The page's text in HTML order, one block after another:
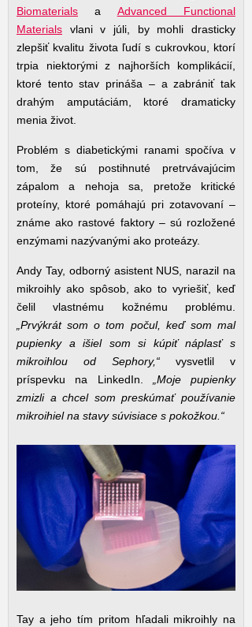
Biomaterials a Advanced Functional
Materials vlani v júli, by mohli drasticky
zlepšiť kvalitu života ľudí s cukrovkou, ktorí
trpia niektorými z najhorších komplikácií,
ktoré tento stav prináša – a zabrániť tak
drahým amputáciám, ktoré dramaticky
menia život.
Problém s diabetickými ranami spočíva v
tom, že sú postihnuté pretrvávajúcim
zápalom a nehoja sa, pretože kritické
proteíny, ktoré pomáhajú pri zotavovaní –
známe ako rastové faktory – sú rozložené
enzýmami nazývanými ako proteázy.
Andy Tay, odborný asistent NUS, narazil na
mikroihly ako spôsob, ako to vyriešiť, keď
čelil vlastnému kožnému problému.
„Prvýkrát som o tom počul, keď som mal
pupienky a išiel som si kúpiť náplasť s
mikroihlou od Sephory,“ vysvetlil v
príspevku na LinkedIn.
„Moje pupienky
zmizli a chcel som preskúmať používanie
mikroihiel na stavy súvisiace s pokožkou.“
Tay a jeho tím pritom hľadali mikroihly na